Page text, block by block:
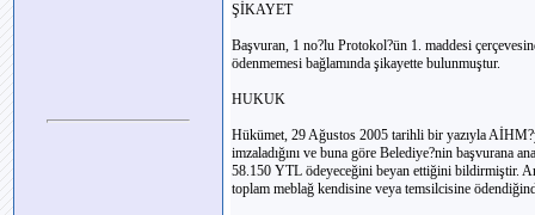
ŞİKAYET
Başvuran, 1 no?lu Protokol?ün 1. maddesi
ödenmemesi bağlamında şikayette bulunmuştur.
HUKUK
Hükümet, 29 Ağustos 2005 tarihli bir yazıyla
imzaladığını ve buna göre Belediye?nin başvurana
58.150 YTL ödeyeceğini beyan ettiğini bildirmiştir.
toplam meblağ kendisine veya temsilcisine